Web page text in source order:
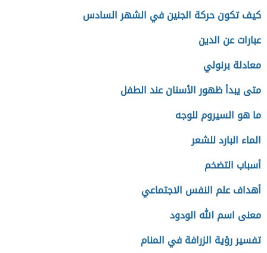
كيف تكون حركة الجنين في الشهر السادس
عبارات عن الدين
معادلة برنولي
متى يبدأ ظهور الأسنان عند الطفل
ما هو السيروم للوجه
الماء البارد للشعر
أسباب التضخم
أهداف علم النفس الاجتماعي
معنى اسم الله الودود
تفسير رؤية الزرافة في المنام